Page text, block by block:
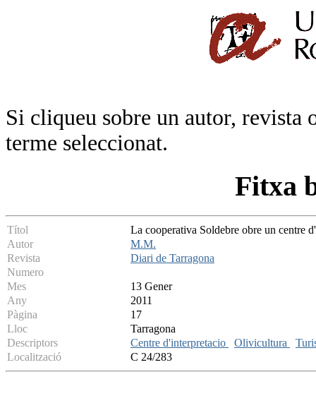
Si cliqueu sobre un autor, revista
terme seleccionat.
Fitxa
Títol
La cooperativa Soldebre obre un centre
Autor
M.M.
Revista
Diari de Tarragona
Numero
Mes
13 Gener
Any
2011
Pàgina
17
Lloc
Tarragona
Descriptors
Centre d'interpretacio Olivicultura
Localització
C 24/283